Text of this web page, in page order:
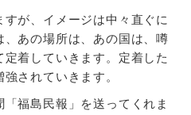
が、イメージは中々直ぐに
あの場所は、あの国は、噂
着していきます。定着した
されていきます。
福島民報」を送ってくれま